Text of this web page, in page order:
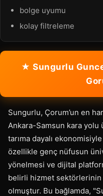
bolge uyumu
kolay filtreleme
★ Sungurlu
Sungurlu, Çorum’un en
Ankara-Samsun kara
tarıma dayalı
özellikle genç nüfusun
yönelmesi ve dijital
belirli hizmet
olmuştur. Bu bağlamda,